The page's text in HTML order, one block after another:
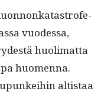
vuodessa,
huoli­mat­ta
huomen­na.
altistaa